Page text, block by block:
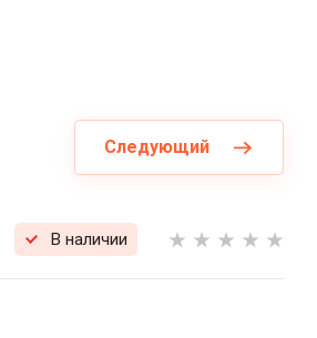
Следующий
В наличии